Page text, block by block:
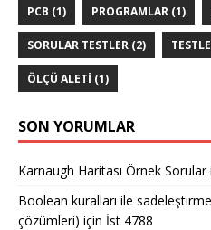
PCB (1) PROGRAMLAR (1)
SORULAR TESTLER (2)
ÖLÇÜ ALETI (1)
SON YORUMLAR
Karnaugh Haritası Örnek Sorular
Boolean kuralları ile
çözümleri) için İst 4788